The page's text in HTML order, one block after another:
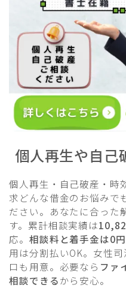
個人再生や自己
個人再生・自己破産・時
求どんな借金のお悩みで
ださい。あなたに合った
す。累計相談実績は
応。 相談料と着手金は0
用は分割払いOK。女性
口も用意。必要なら ファ
相談できるから安心。